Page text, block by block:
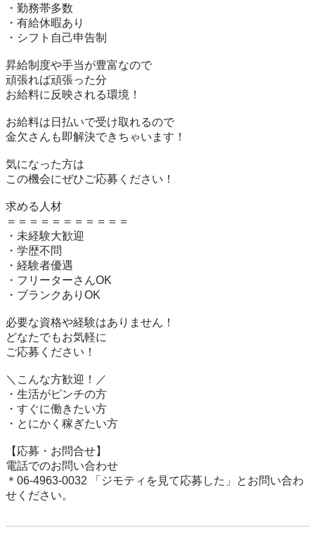
・勤務帯多数
・有給休暇あり
・シフト自己申告制
昇給制度や手当が豊富なので
頑張れば頑張った分
お給料に反映される環境！
お給料は日払いで受け取れるので
金欠さんも即解決できちゃいます！
気になった方は
この機会にぜひご応募ください！
求める人材
＝＝＝＝＝＝＝＝＝＝＝
・未経験大歓迎
・学歴不問
・経験者優遇
・フリーターさんOK
・ブランクありOK
必要な資格や経験はありません！
どなたでもお気軽に
ご応募ください！
＼こんな方歓迎！／
・生活がピンチの方
・すぐに働きたい方
・とにかく稼ぎたい方
【応募・お問合せ】
電話でのお問い合わせ
＊06-4963-0032 「ジモティを見て応募した」とお問い合わ
せください。